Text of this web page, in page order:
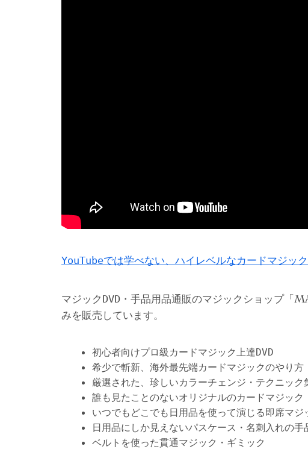
YouTubeでは学べない、ハイレベルなカードマジック
マジックDVD・手品用品通販のマジックショップ「
みを販売しています。
初心者向けプロ級カードマジック上達DVD
希少で斬新、海外最先端カードマジックのやり方
厳選された、珍しいカラーチェンジ・テクニック
誰も見たことのないオリジナルのカードマジック
いつでもどこでも日用品を使って演じる即席マジ
日用品にしか見えないパスケース・名刺入れの手
ベルトを使った貫通マジック・ギミック